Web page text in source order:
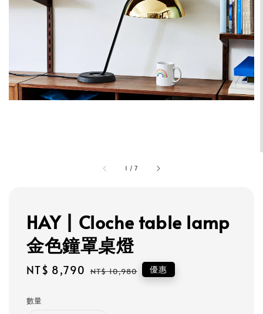
1 /7
HAY | Cloche table lamp
金色鐘罩桌燈
Sale
NT$ 8,790 Regular
NT$ 10,980 優惠
數量